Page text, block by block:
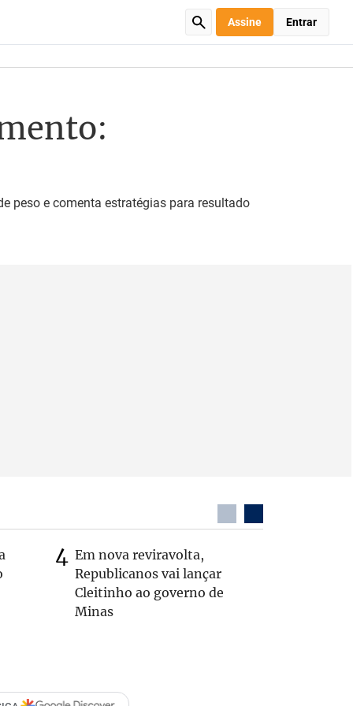
Assine Entrar
peso e comenta estratégias para resultado
Em nova reviravolta,
Republicanos vai lançar
Cleitinho ao governo de
Minas